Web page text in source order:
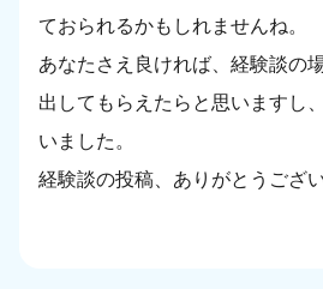
ておられるかもしれませんね。
あなたさえ良ければ、経験談の
出してもらえたらと思いますし
いました。
経験談の投稿、ありがとうござ